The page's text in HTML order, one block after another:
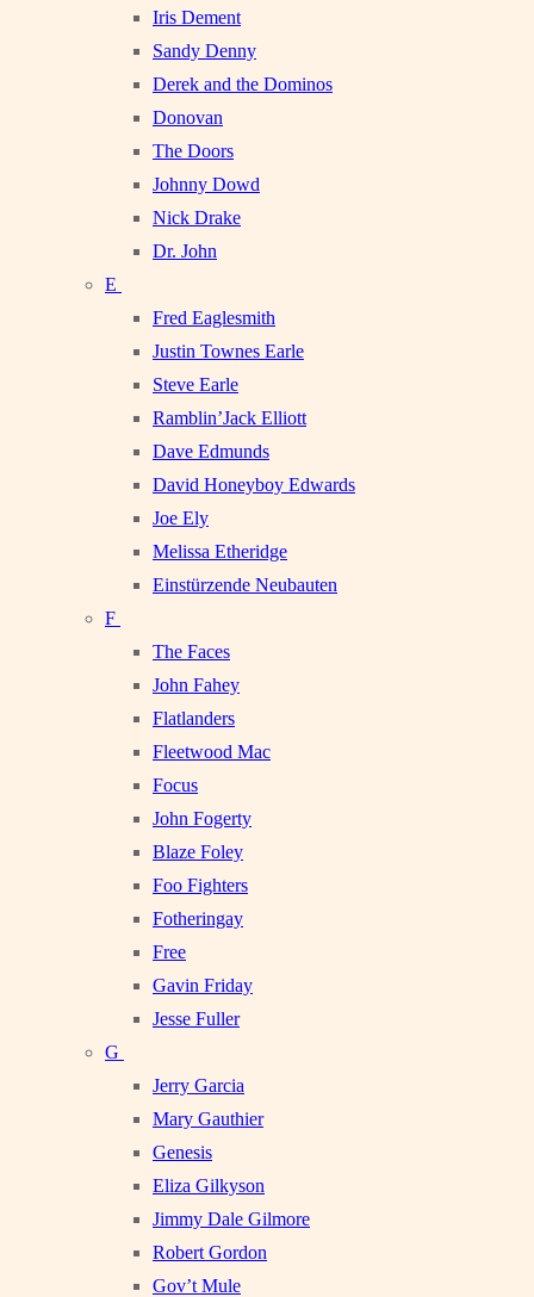
Iris Dement
Sandy Denny
Derek and the Dominos
Donovan
The Doors
Johnny Dowd
Nick Drake
Dr. John
E
Fred Eaglesmith
Justin Townes Earle
Steve Earle
Ramblin’Jack Elliott
Dave Edmunds
David Honeyboy Edwards
Joe Ely
Melissa Etheridge
Einstürzende Neubauten
F
The Faces
John Fahey
Flatlanders
Fleetwood Mac
Focus
John Fogerty
Blaze Foley
Foo Fighters
Fotheringay
Free
Gavin Friday
Jesse Fuller
G
Jerry Garcia
Mary Gauthier
Genesis
Eliza Gilkyson
Jimmy Dale Gilmore
Robert Gordon
Gov’t Mule